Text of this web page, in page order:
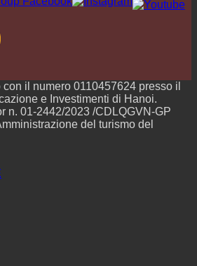
con il numero 0110457624 presso il
e Investimenti di Hanoi.
n. 01-2442/2023 /CDLQGVN-GP
del turismo del